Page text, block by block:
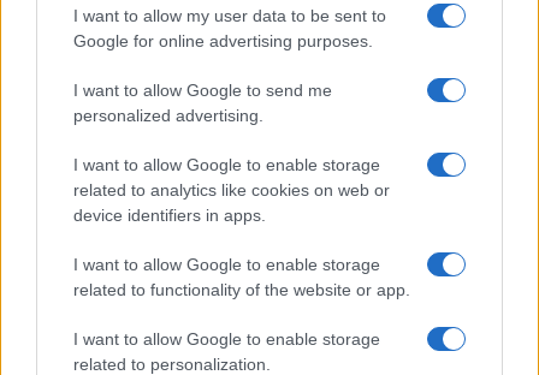
I want to allow my user data to be sent to
Google for online advertising purposes.
I want to allow Google to send me
personalized advertising.
I want to allow Google to enable storage
related to analytics like cookies on web or
device identifiers in apps.
I want to allow Google to enable storage
related to functionality of the website or app.
I want to allow Google to enable storage
related to personalization.
Dalla gloria di Coppi al declino attuale: l’allarme per il
ciclismo italiano
FUORI PORTA